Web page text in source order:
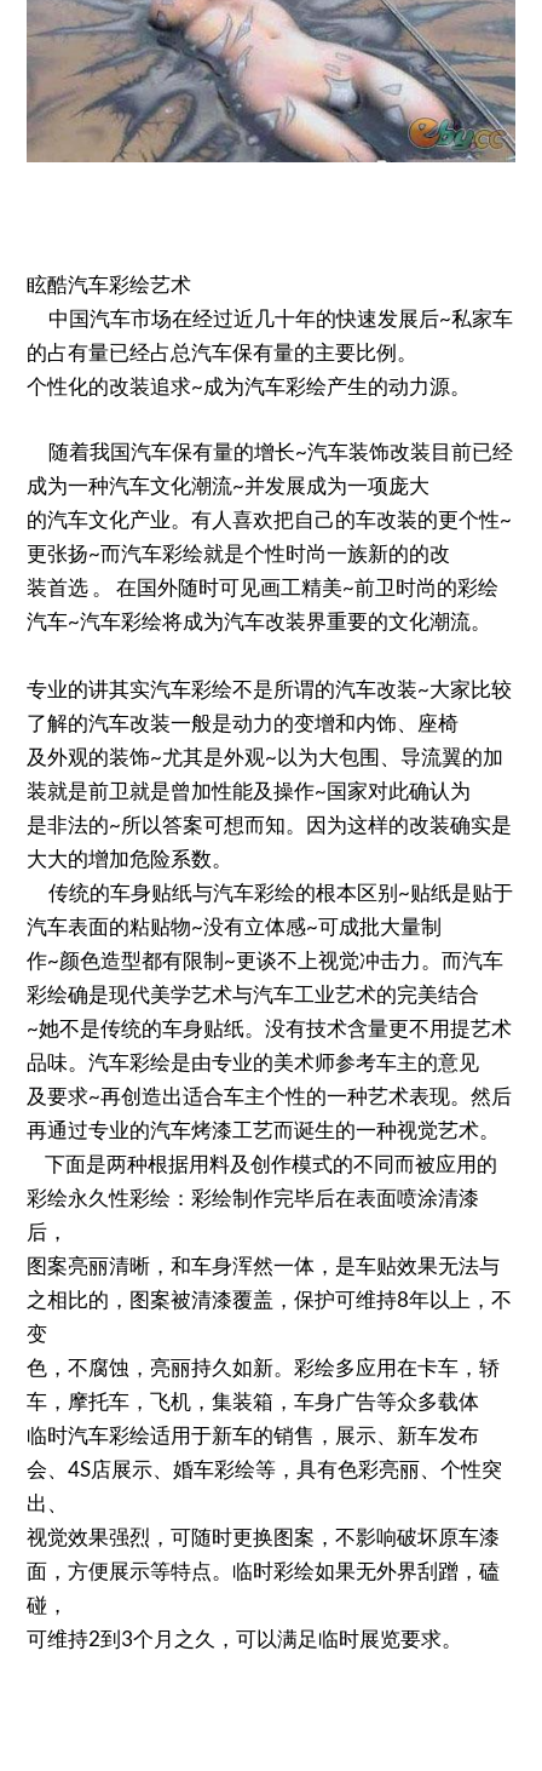
眩酷汽车彩绘艺术
中国汽车市场在经过近几十年的快速发展后~私家车
的占有量已经占总汽车保有量的主要比例。
个性化的改装追求~成为汽车彩绘产生的动力源。
随着我国汽车保有量的增长~汽车装饰改装目前已经
成为一种汽车文化潮流~并发展成为一项庞大
的汽车文化产业。有人喜欢把自己的车改装的更个性~
更张扬~而汽车彩绘就是个性时尚一族新的的改
装首选 。 在国外随时可见画工精美~前卫时尚的彩绘
汽车~汽车彩绘将成为汽车改装界重要的文化潮流。
专业的讲其实汽车彩绘不是所谓的汽车改装~大家比较
了解的汽车改装一般是动力的变增和内饰、座椅
及外观的装饰~尤其是外观~以为大包围、导流翼的加
装就是前卫就是曾加性能及操作~国家对此确认为
是非法的~所以答案可想而知。因为这样的改装确实是
大大的增加危险系数。
传统的车身贴纸与汽车彩绘的根本区别~贴纸是贴于
汽车表面的粘贴物~没有立体感~可成批大量制
作~颜色造型都有限制~更谈不上视觉冲击力。而汽车
彩绘确是现代美学艺术与汽车工业艺术的完美结合
~她不是传统的车身贴纸。没有技术含量更不用提艺术
品味。汽车彩绘是由专业的美术师参考车主的意见
及要求~再创造出适合车主个性的一种艺术表现。然后
再通过专业的汽车烤漆工艺而诞生的一种视觉艺术。
下面是两种根据用料及创作模式的不同而被应用的
彩绘永久性彩绘：彩绘制作完毕后在表面喷涂清漆
后，
图案亮丽清晰，和车身浑然一体，是车贴效果无法与
之相比的，图案被清漆覆盖，保护可维持8年以上，不
变
色，不腐蚀，亮丽持久如新。彩绘多应用在卡车，轿
车，摩托车，飞机，集装箱，车身广告等众多载体
临时汽车彩绘适用于新车的销售，展示、新车发布
会、4S店展示、婚车彩绘等，具有色彩亮丽、个性突
出、
视觉效果强烈，可随时更换图案，不影响破坏原车漆
面，方便展示等特点。临时彩绘如果无外界刮蹭，磕
碰，
可维持2到3个月之久，可以满足临时展览要求。